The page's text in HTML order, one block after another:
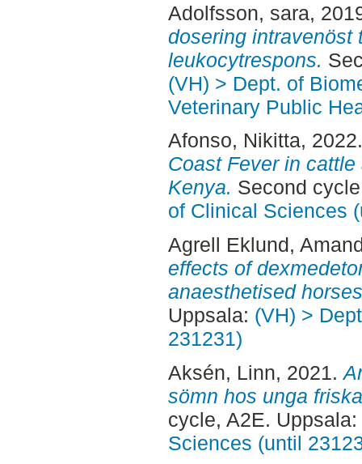
Adolfsson, sara,
dosering intravenöst
leukocytrespons.
(VH) > Dept. of
Veterinary Public
Afonso, Nikitta,
Coast Fever in
Kenya. Second
of Clinical Sciences
Agrell Eklund,
effects of
anaesthetised
Uppsala: (VH) >
231231)
Aksén, Linn, 2021.
sömn hos unga
cycle, A2E. Uppsala:
Sciences (until